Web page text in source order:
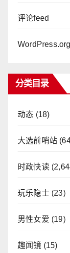
评论feed
WordPress.org
分类目录
动态 (18)
大选前哨站
时政快读
玩乐隐士(23)
男性女爱 (19)
趣闻镜 (15)